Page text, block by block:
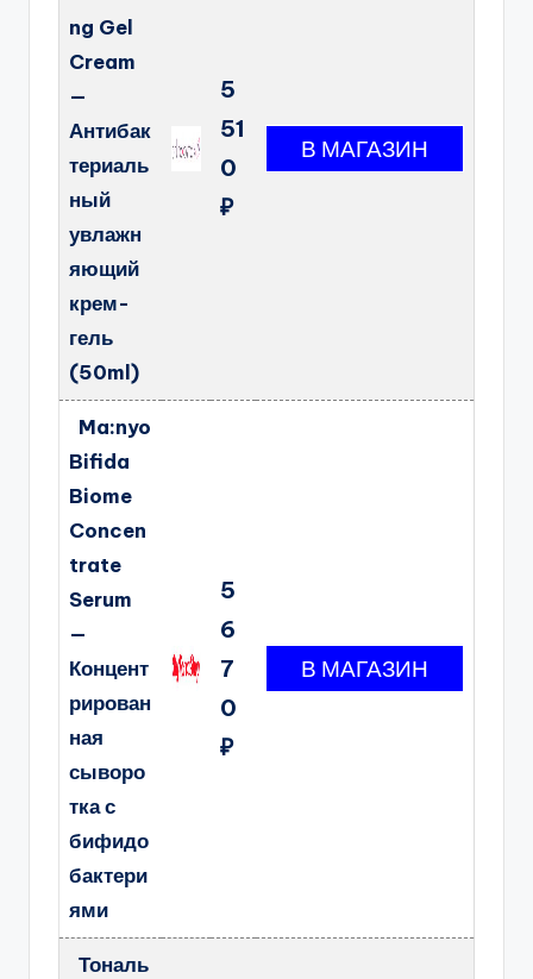
ng Gel
Cream
—
Антибак
териаль
ный
увлажн
яющий
крем-
гель
(50ml)
5
51
0
₽
Ma:nyo
Bifida
Biome
Concen
trate
Serum
—
Концент
рирован
ная
сыворо
тка с
бифидо
бактери
ями
5
6
7
0
₽
Тональ